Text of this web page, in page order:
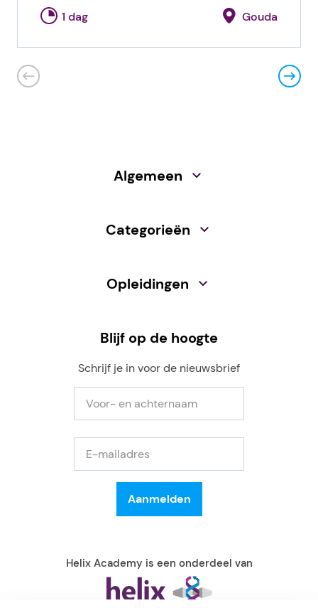
1 dag Gouda
Algemeen
Categorieën
Opleidingen
Blijf op de hoogte
Schrijf je in voor de nieuwsbrief
Helix Academy is een onderdeel van